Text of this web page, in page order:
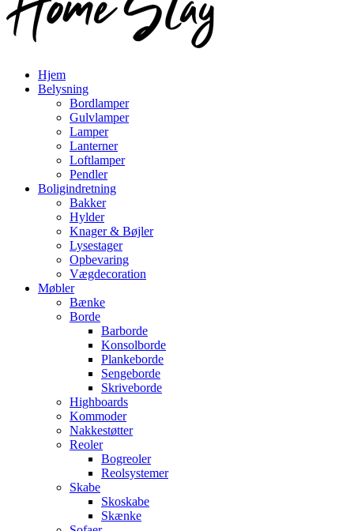
Hjem
Belysning
Bordlamper
Gulvlamper
Lamper
Lanterner
Loftlamper
Pendler
Boligindretning
Bakker
Hylder
Knager & Bøjler
Lysestager
Opbevaring
Vægdecoration
Møbler
Bænke
Borde
Barborde
Konsolborde
Plankeborde
Sengeborde
Skriveborde
Highboards
Kommoder
Nakkestøtter
Reoler
Bogreoler
Reolsystemer
Skabe
Skoskabe
Skænke